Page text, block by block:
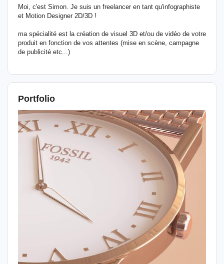
Moi, c'est Simon. Je suis un freelancer en tant qu'infographiste
et Motion Designer 2D/3D !
ma spécialité est la création de visuel 3D et/ou de vidéo de votre
produit en fonction de vos attentes (mise en scène, campagne
de publicité etc...)
Portfolio